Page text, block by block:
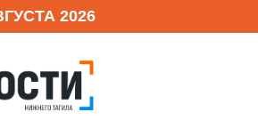
2026